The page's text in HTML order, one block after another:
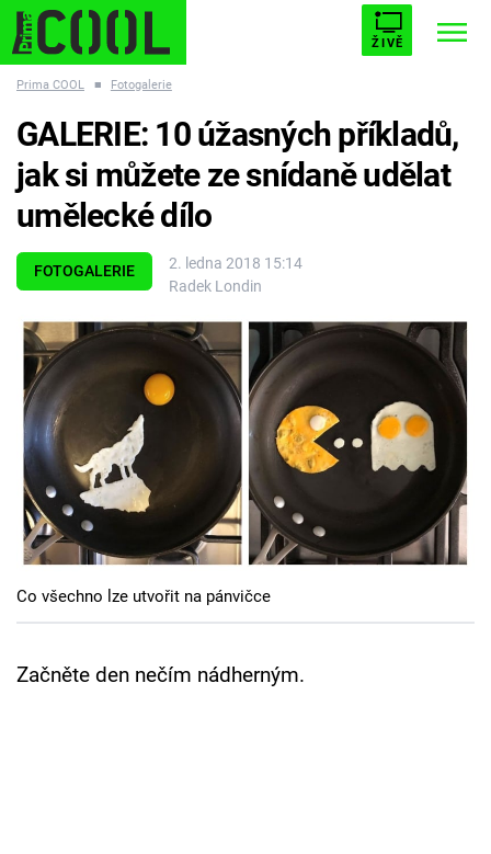
ŽIVĚ
ESCAPE PLNEJ KOTEL AVENGERS 5
Témata
Filmy
Seriály
Hry
Cool Esport
Pořady
TV Program
Sledujte prima+
Prima COOL ■ Fotogalerie
FOTOGALERIE
2. ledna 2018 15:14
Radek Londin
GALERIE: 10 úžasných příkladů,
jak si můžete ze snídaně udělat
umělecké dílo
Co všechno lze utvořit na pánvičce
Začněte den nečím nádherným.